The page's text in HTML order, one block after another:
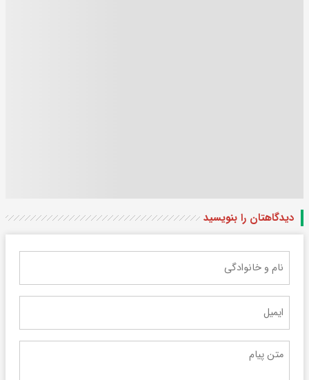
دیدگاهتان را بنویسید